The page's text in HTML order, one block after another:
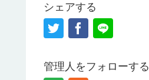
シェアする
管理人をフォローする